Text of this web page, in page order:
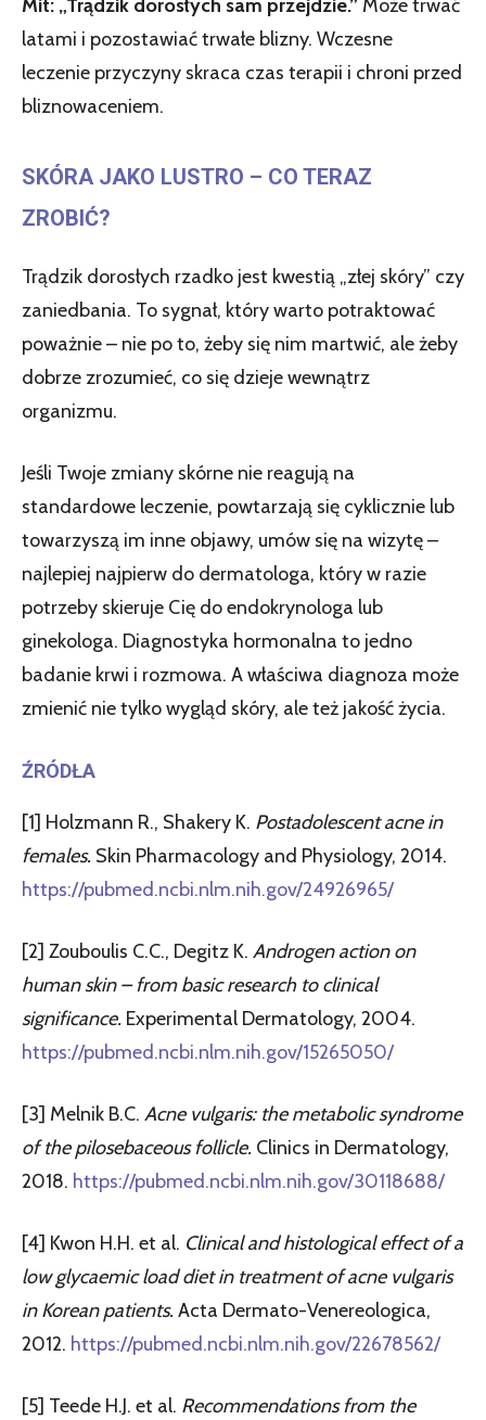
Mit: „Trądzik dorosłych sam przejdzie.” Może trwać
latami i pozostawiać trwałe blizny. Wczesne
leczenie przyczyny skraca czas terapii i chroni przed
bliznowaceniem.
SKÓRA JAKO LUSTRO – CO TERAZ
ZROBIĆ?
Trądzik dorosłych rzadko jest kwestią „złej skóry” czy
zaniedbania. To sygnał, który warto potraktować
poważnie – nie po to, żeby się nim martwić, ale żeby
dobrze zrozumieć, co się dzieje wewnątrz
organizmu.
Jeśli Twoje zmiany skórne nie reagują na
standardowe leczenie, powtarzają się cyklicznie lub
towarzyszą im inne objawy, umów się na wizytę –
najlepiej najpierw do dermatologa, który w razie
potrzeby skieruje Cię do endokrynologa lub
ginekologa. Diagnostyka hormonalna to jedno
badanie krwi i rozmowa. A właściwa diagnoza może
zmienić nie tylko wygląd skóry, ale też jakość życia.
ŹRÓDŁA
[1] Holzmann R., Shakery K. Postadolescent acne in
females. Skin Pharmacology and Physiology, 2014.
https://pubmed.ncbi.nlm.nih.gov/24926965/
[2] Zouboulis C.C., Degitz K. Androgen action on
human skin – from basic research to clinical
significance. Experimental Dermatology, 2004.
https://pubmed.ncbi.nlm.nih.gov/15265050/
[3] Melnik B.C. Acne vulgaris: the metabolic syndrome
of the pilosebaceous follicle. Clinics in Dermatology,
2018. https://pubmed.ncbi.nlm.nih.gov/30118688/
[4] Kwon H.H. et al. Clinical and histological effect of a
low glycaemic load diet in treatment of acne vulgaris
in Korean patients.Acta Dermato-Venereologica,
2012. https://pubmed.ncbi.nlm.nih.gov/22678562/
[5] Teede H.J. et al. Recommendations from the